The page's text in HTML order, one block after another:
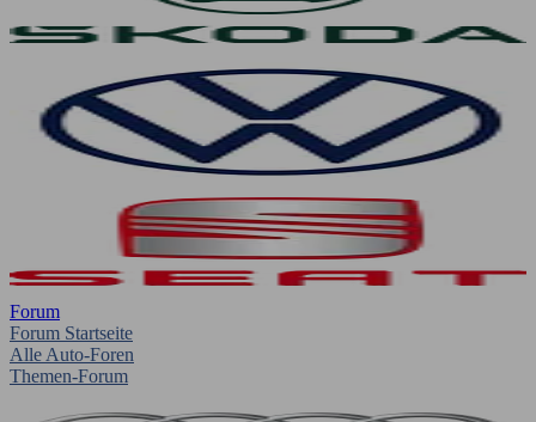
Forum
Forum Startseite
Alle Auto-Foren
Themen-Forum